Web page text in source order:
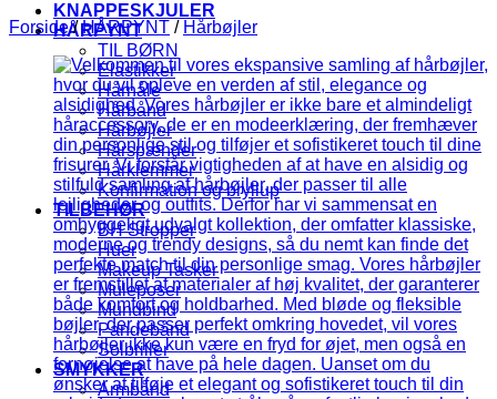
KNAPPESKJULER
HÅRPYNT
TIL BØRN
Elastikker
Hårnåle
Hårbånd
Hårbøjler
Hårspænder
Hårklemmer
Konfirmation og bryllup
TILBEHØR
BH Stropper
Huer
Makeup Tasker
Muleposer
Mundbind
Pandebånd
Solbriller
SMYKKER
Armbånd
Forside / HÅRPYNT / Hårbøjler